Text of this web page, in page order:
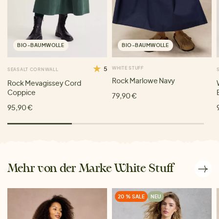
BIO-BAUMWOLLE
SEASALT CORNWALL 5
Rock Mevagissey Cord
Coppice
95,90 €
BIO-BAUMWOLLE
WHITE STUFF
Rock Marlowe Navy
79,90 €
Mehr von der Marke White Stuff
20 % SALE NEU